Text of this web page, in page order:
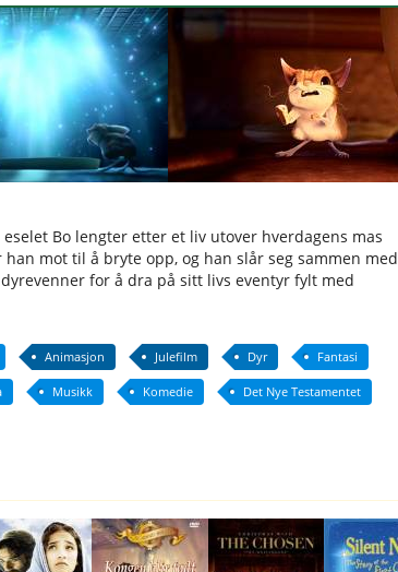
Bo lengter etter et liv utover hverdagens mas
han mot til å bryte opp, og han slår seg sammen med
for å dra på sitt livs eventyr fylt med
Animasjon Julefilm Dyr Fantasi
Musikk Komedie Det Nye Testamentet